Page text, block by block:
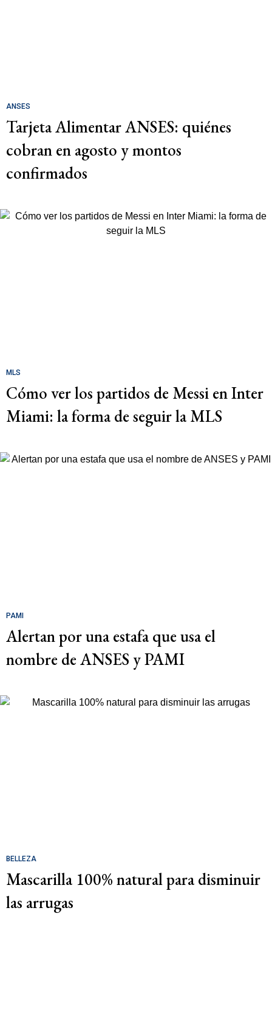
ANSES
Tarjeta Alimentar ANSES: quiénes
cobran en agosto y montos
confirmados
MLS
Cómo ver los partidos de Messi en Inter
Miami: la forma de seguir la MLS
PAMI
Alertan por una estafa que usa el
nombre de ANSES y PAMI
BELLEZA
Mascarilla 100% natural para disminuir
las arrugas